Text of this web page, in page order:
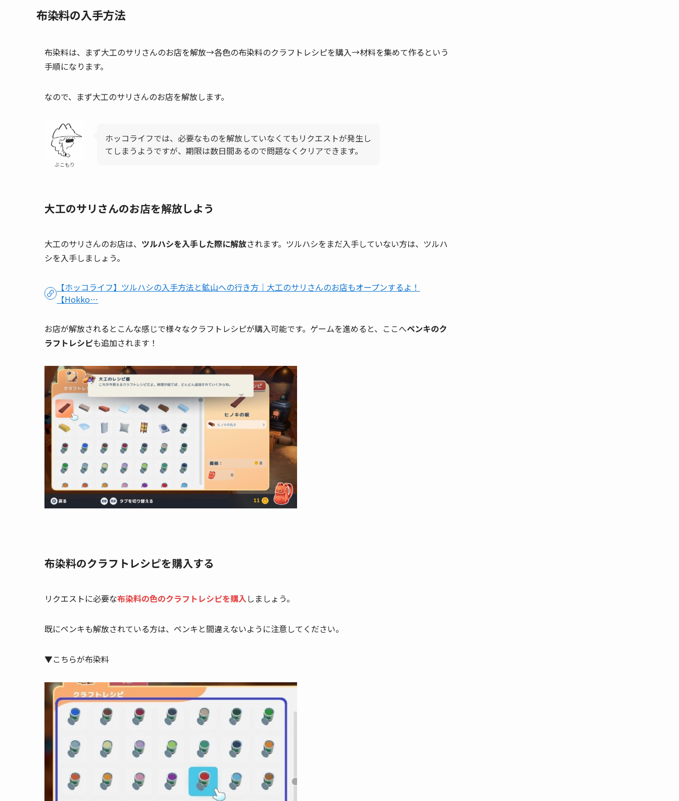
布染料の入手方法
布染料は、まず大工のサリさんのお店を解放→各色の布染料のクラフトレシピを購入→材料を集めて作るという
手順になります。
なので、まず大工のサリさんのお店を解放します。
ぶこもり
ホッコライフでは、必要なものを解放していなくてもリクエストが発生し
てしまうようですが、期限は数日間あるので問題なくクリアできます。
大工のサリさんのお店を解放しよう
大工のサリさんのお店は、 ツルハシを入手した際に解放されます。ツルハシをまだ入手していない方は、ツルハ
シを入手しましょう。
【ホッコライフ】ツルハシの入手方法と鉱山への行き方｜大工のサリさんのお店もオープンするよ！
【Hokko…
お店が解放されるとこんな感じで様々なクラフトレシピが購入可能です。ゲームを進めると、ここへペンキのク
ラフトレシピも追加されます！
布染料のクラフトレシピを購入する
リクエストに必要な布染料の色のクラフトレシピを購入しましょう。
既にペンキも解放されている方は、ペンキと間違えないように注意してください。
▼こちらが布染料